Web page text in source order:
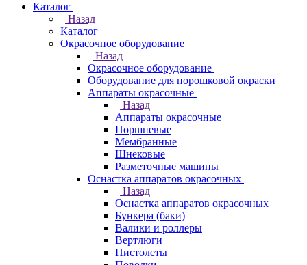
Каталог
Назад
Каталог
Окрасочное оборудование
Назад
Окрасочное оборудование
Оборудование для порошковой окраски
Аппараты окрасочные
Назад
Аппараты окрасочные
Поршневые
Мембранные
Шнековые
Разметочные машины
Оснастка аппаратов окрасочных
Назад
Оснастка аппаратов окрасочных
Бункера (баки)
Валики и роллеры
Вертлюги
Пистолеты